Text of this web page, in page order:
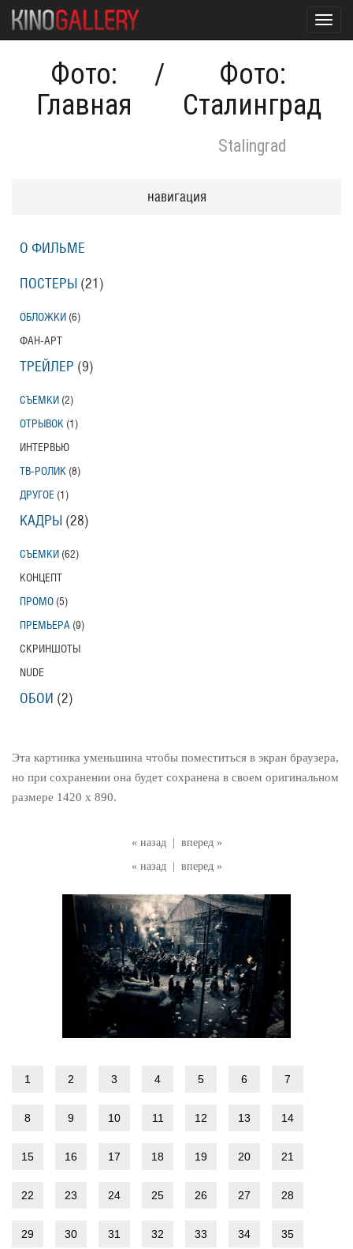
Фото:
Главная
/
Фото:
Сталинград
Stalingrad
« назад
вперед »
« назад
вперед »
Эта картинка уменьшина чтобы поместиться в экран браузера,
но при сохранении она будет сохранена в своем оригинальном
размере 1420 x 890.
1 2 3 4 5 6 7
8 9 10 11 12 13 14
15 16 17 18 19 20 21
22 23 24 25 26 27 28
29 30 31 32 33 34 35
навигация
О ФИЛЬМЕ
ПОСТЕРЫ (21)
ОБЛОЖКИ (6)
ФАН-АРТ
ТРЕЙЛЕР (9)
СЪЕМКИ (2)
ОТРЫВОК (1)
ИНТЕРВЬЮ
ТВ-РОЛИК (8)
ДРУГОЕ (1)
КАДРЫ (28)
СЪЕМКИ (62)
КОНЦЕПТ
ПРОМО (5)
ПРЕМЬЕРА (9)
СКРИНШОТЫ
NUDE
ОБОИ (2)